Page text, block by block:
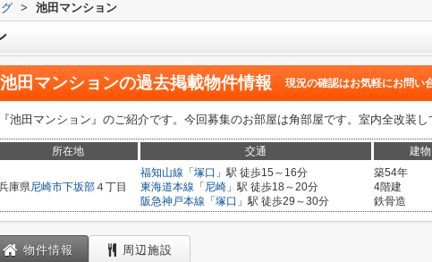
> 池田マンション
池田マンションの過去掲載物件情報 現況の確認はお気軽にお問い
『池田マンション』のご紹介です。今回募集のお部屋は角部屋です。室内全改装し
所在地 交通 建物
庫県尼崎市下坂部４丁目
福知山線 「 塚口 」駅 徒歩15～16分
東海道本線 「 尼崎 」駅 徒歩18～20分
阪急神戸本線 「 塚口 」駅 徒歩29～30分
築54年
4階建
鉄骨造
物件情報 周辺施設